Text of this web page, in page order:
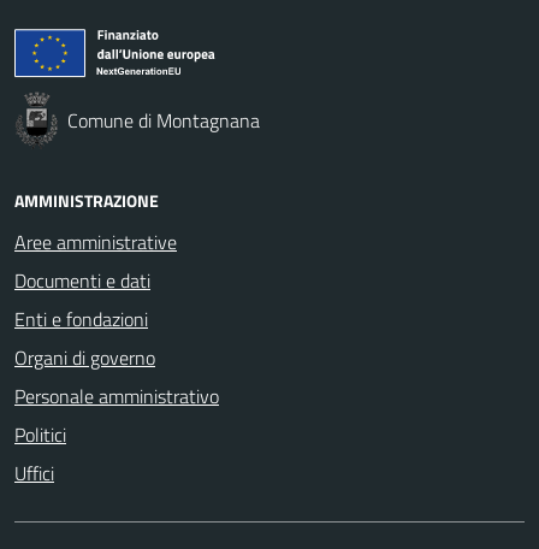
Comune di Montagnana
AMMINISTRAZIONE
Aree amministrative
Documenti e dati
Enti e fondazioni
Organi di governo
Personale amministrativo
Politici
Uffici